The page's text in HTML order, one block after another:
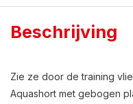
Beschrijving
Zie ze door de training
Aquashort met gebogen